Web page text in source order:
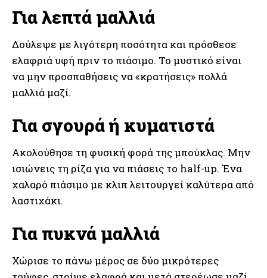
Για λεπτά μαλλιά
Δούλεψε με λιγότερη ποσότητα και πρόσθεσε
ελαφριά υφή πριν το πιάσιμο. Το μυστικό είναι
να μην προσπαθήσεις να «κρατήσεις» πολλά
μαλλιά μαζί.
Για σγουρά ή κυματιστά
Ακολούθησε τη φυσική φορά της μπούκλας. Μην
ισιώνεις τη ρίζα για να πιάσεις το half-up. Ένα
χαλαρό πιάσιμο με κλιπ λειτουργεί καλύτερα από
λαστιχάκι.
Για πυκνά μαλλιά
Χώρισε το πάνω μέρος σε δύο μικρότερες